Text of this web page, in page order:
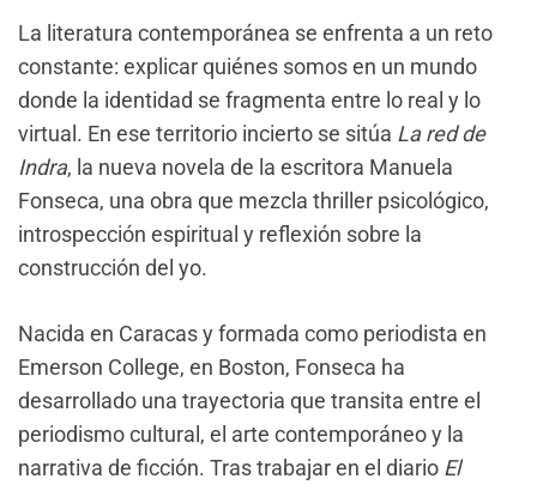
La literatura contemporánea se enfrenta a un reto
constante: explicar quiénes somos en un mundo
donde la identidad se fragmenta entre lo real y lo
virtual. En ese territorio incierto se sitúa La red de
Indra, la nueva novela de la escritora Manuela
Fonseca, una obra que mezcla thriller psicológico,
introspección espiritual y reflexión sobre la
construcción del yo.
Nacida en Caracas y formada como periodista en
Emerson College, en Boston, Fonseca ha
desarrollado una trayectoria que transita entre el
periodismo cultural, el arte contemporáneo y la
narrativa de ficción. Tras trabajar en el diario El